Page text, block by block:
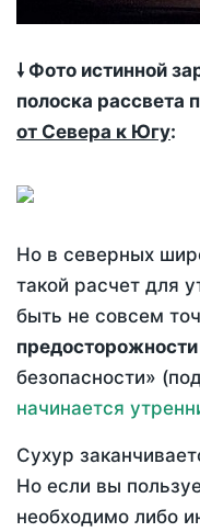
🠗 Фото истинной
полоска рассвета
от Севера к Югу:
Но в северных
такой расчет для
быть не совсем
предосторожности
безопасности»
начинается
Сухур
Но если вы
необходимо либо